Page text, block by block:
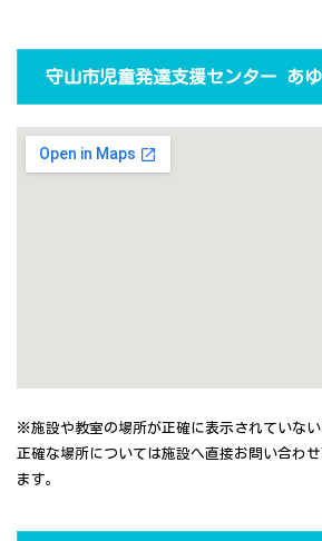
守山市児童発達支援センター あ
※施設や教室の場所が正確に表示されていない
正確な場所については施設へ直接お問い合わ
ます。